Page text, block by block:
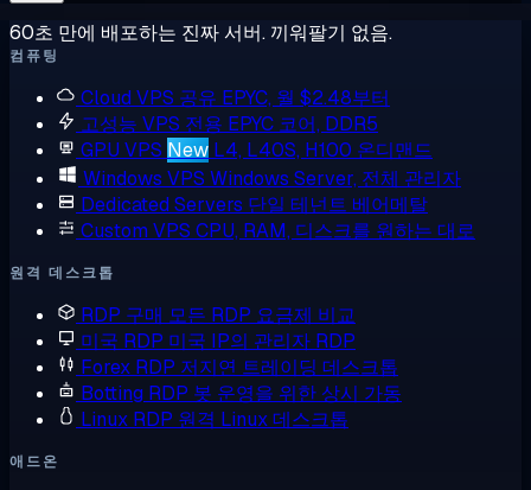
60초 만에 배포하는 진짜 서버. 끼워팔기 없음.
컴퓨팅
Cloud VPS 공유 EPYC, 월 $2.48부터
고성능 VPS 전용 EPYC 코어, DDR5
GPU VPS New L4, L40S, H100 온디맨드
Windows VPS Windows Server, 전체 관리자
Dedicated Servers 단일 테넌트 베어메탈
Custom VPS CPU, RAM, 디스크를 원하는 대로
원격 데스크톱
RDP 구매 모든 RDP 요금제 비교
미국 RDP 미국 IP의 관리자 RDP
Forex RDP 저지연 트레이딩 데스크톱
Botting RDP 봇 운영을 위한 상시 가동
Linux RDP 원격 Linux 데스크톱
애드온